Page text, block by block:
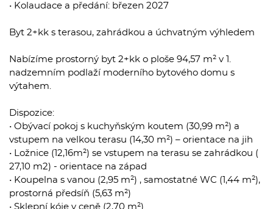
• Kolaudace a předání: březen 2027
Byt 2+kk s terasou, zahrádkou a úchvatným výhledem
Nabízíme prostorný byt 2+kk o ploše 94,57 m² v 1.
nadzemním podlaží moderního bytového domu s
výtahem.
Dispozice:
• Obývací pokoj s kuchyňským koutem (30,99 m²) a
vstupem na velkou terasu (14,30 m²) – orientace na jih
• Ložnice (12,16m²) se vstupem na terasu se zahrádkou (
27,10 m2) - orientace na západ
• Koupelna s vanou (2,95 m²) , samostatné WC (1,44 m²),
prostorná předsíň (5,63 m²)
• Sklepní kóje v ceně (2,70 m²)